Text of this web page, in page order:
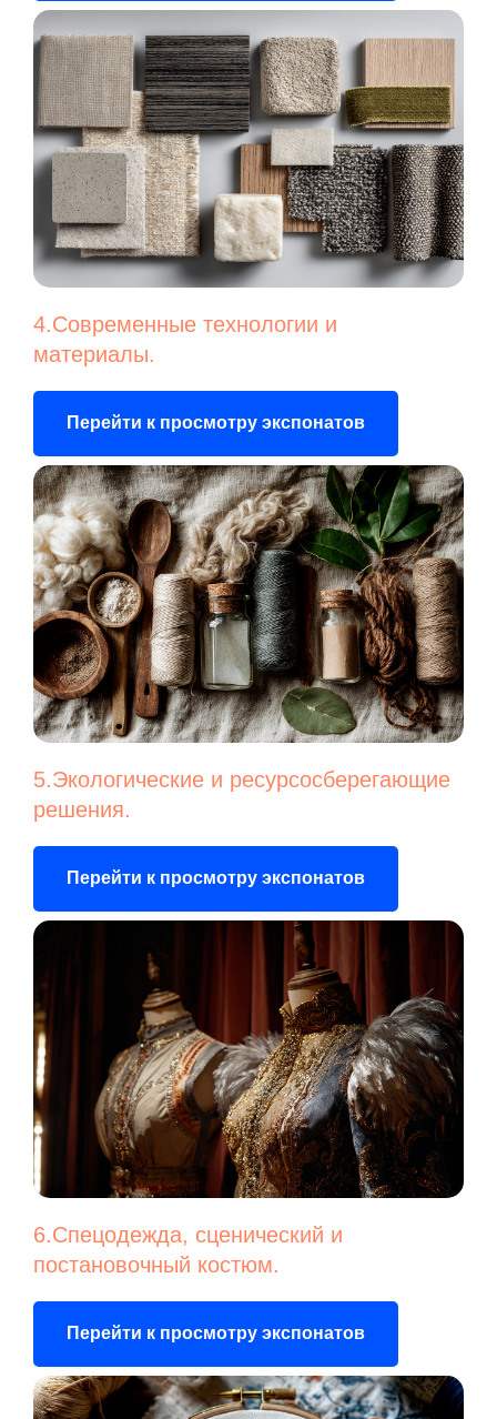
4.Современные технологии и
материалы.
Перейти к просмотру экспонатов
5.Экологические и ресурсосберегающие
решения.
Перейти к просмотру экспонатов
6.Спецодежда, сценический и
постановочный костюм.
Перейти к просмотру экспонатов